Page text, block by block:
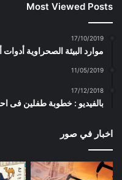
Most Viewed Posts
17/10/2019
موارد البيئة الصحراوية
11/05/2019
17/12/2018
بالفيديو : خطوبة طفلين فى
اخبار في صور